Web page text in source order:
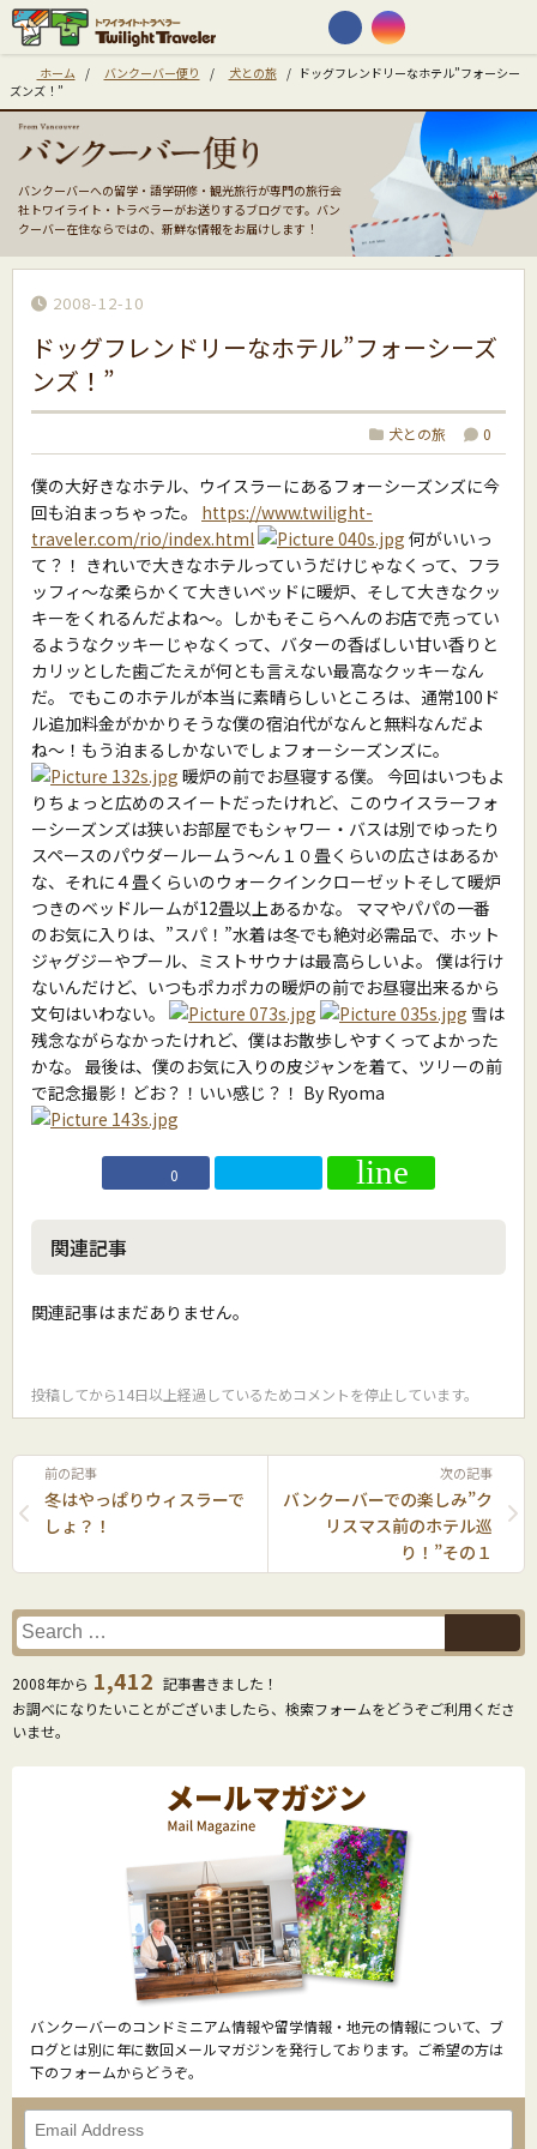
ホーム / バンクーバー便り / 犬との旅 / ドッグフレンドリーなホテル”フォーシー
ズンズ！”
バンクーバーへの留学・語学研修・観光旅行が専門の旅行会
社トワイライト・トラベラーがお送りするブログです。バン
クーバー在住ならではの、新鮮な情報をお届けします！
2008-12-10
ドッグフレンドリーなホテル”フォーシーズ
ンズ！”
犬との旅 0
僕の大好きなホテル、ウイスラーにあるフォーシーズンズに今
回も泊まっちゃった。 https://www.twilight-
traveler.com/rio/index.html
何がいいっ
て？！ きれいで大きなホテルっていうだけじゃなくって、フラ
ッフィ〜な柔らかくて大きいベッドに暖炉、そして大きなクッ
キーをくれるんだよね〜。しかもそこらへんのお店で売ってい
るようなクッキーじゃなくって、バターの香ばしい甘い香りと
カリッとした歯ごたえが何とも言えない最高なクッキーなん
だ。 でもこのホテルが本当に素晴らしいところは、通常100ド
ル追加料金がかかりそうな僕の宿泊代がなんと無料なんだよ
ね〜！もう泊まるしかないでしょフォーシーズンズに。
暖炉の前でお昼寝する僕。 今回はいつもよ
りちょっと広めのスイートだったけれど、このウイスラーフォ
ーシーズンズは狭いお部屋でもシャワー・バスは別でゆったり
スペースのパウダールームう〜ん１０畳くらいの広さはあるか
な、それに４畳くらいのウォークインクローゼットそして暖炉
つきのベッドルームが12畳以上あるかな。 ママやパパの一番
のお気に入りは、”スパ！”水着は冬でも絶対必需品で、ホット
ジャグジーやプール、ミストサウナは最高らしいよ。 僕は行け
ないんだけど、いつもポカポカの暖炉の前でお昼寝出来るから
文句はいわない。
雪は
残念ながらなかったけれど、僕はお散歩しやすくってよかった
かな。 最後は、僕のお気に入りの皮ジャンを着て、ツリーの前
で記念撮影！どお？！いい感じ？！ By Ryoma
0
関連記事
関連記事はまだありません。
投稿してから14日以上経過しているためコメントを停止しています。
前の記事
冬はやっぱりウィスラーで
しょ？！
次の記事
バンクーバーでの楽しみ”ク
リスマス前のホテル巡
り！”その１
2008年から 1,412 記事書きました！
お調べになりたいことがございましたら、検索フォームをどうぞご利用くださ
いませ。
バンクーバーのコンドミニアム情報や留学情報・地元の情報について、ブ
ログとは別に年に数回メールマガジンを発行しております。ご希望の方は
下のフォームからどうぞ。